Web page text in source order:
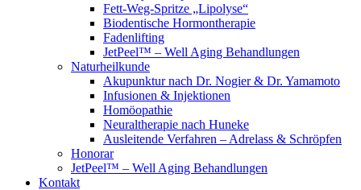
Fett-Weg-Spritze „Lipolyse“
Biodentische Hormontherapie
Fadenlifting
JetPeel™ – Well Aging Behandlungen
Naturheilkunde
Akupunktur nach Dr. Nogier & Dr. Yamamoto
Infusionen & Injektionen
Homöopathie
Neuraltherapie nach Huneke
Ausleitende Verfahren – Adrelass & Schröpfen
Honorar
JetPeel™ – Well Aging Behandlungen
Kontakt